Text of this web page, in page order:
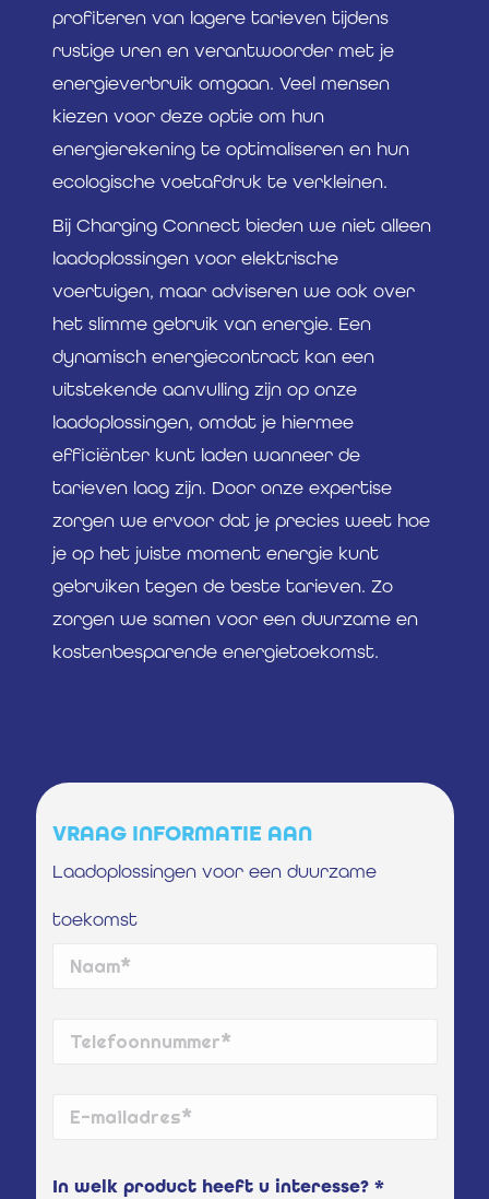
profiteren van lagere tarieven tijdens
rustige uren en verantwoorder met je
energieverbruik omgaan. Veel mensen
kiezen voor deze optie om hun
energierekening te optimaliseren en hun
ecologische voetafdruk te verkleinen.
Bij Charging Connect bieden we niet alleen
laadoplossingen voor elektrische
voertuigen, maar adviseren we ook over
het slimme gebruik van energie. Een
dynamisch energiecontract kan een
uitstekende aanvulling zijn op onze
laadoplossingen, omdat je hiermee
efficiënter kunt laden wanneer de
tarieven laag zijn. Door onze expertise
zorgen we ervoor dat je precies weet hoe
je op het juiste moment energie kunt
gebruiken tegen de beste tarieven. Zo
zorgen we samen voor een duurzame en
kostenbesparende energietoekomst.
VRAAG INFORMATIE AAN
Laadoplossingen voor een duurzame
toekomst
In welk product heeft u interesse? *